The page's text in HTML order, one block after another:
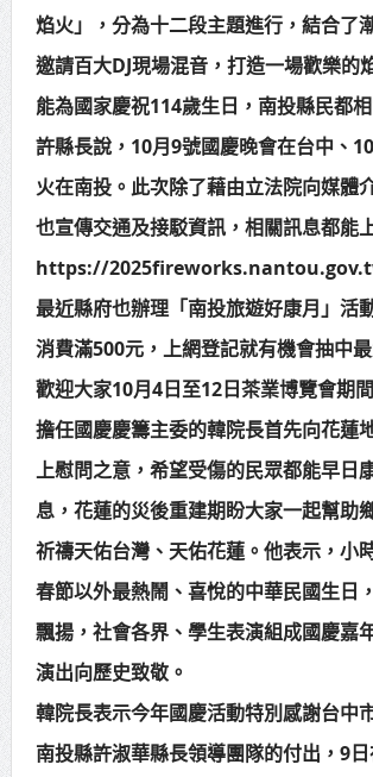
焰火」，分為十二段主題進行，結合了
邀請百大DJ現場混音，打造一場歡樂的
能為國家慶祝114歲生日，南投縣民都相
許縣長說，10月9號國慶晚會在台中、
火在南投。此次除了藉由立法院向媒體
也宣傳交通及接駁資訊，相關訊息都能
https://
最近縣府也辦理「南投旅遊好康月」活
消費滿500元，上網登記就有機會抽中
歡迎大家10月4日至12日茶業博覽會期
擔任國慶慶籌主委的韓院長首先向花蓮
上慰問之意，希望受傷的民眾都能早日
息，花蓮的災後重建期盼大家一起幫助
祈禱天佑台灣、天佑花蓮。他表示，小
春節以外最熱鬧、喜悅的中華民國生日
飄揚，社會各界、學生表演組成國慶嘉
演出向歷史致敬。
韓院長表示今年國慶活動特別感謝台中
南投縣許淑華縣長領導團隊的付出，9